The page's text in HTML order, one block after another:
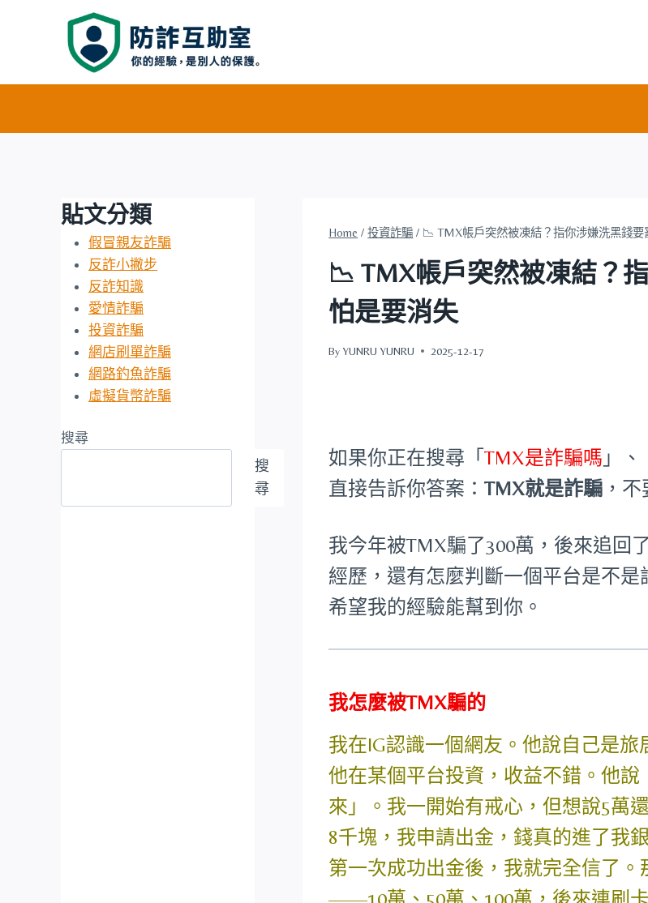
Home / 投資詐騙 / 📉 TMX帳戶突然被凍結？指你涉嫌洗黑錢
📉 TMX帳戶突然被凍結？
怕是要消失
By YUNRU YUNRU 2025-12-17
如果你正在搜尋「TMX是詐騙嗎 」、
直接告訴你答案：TMX就是詐騙 ，
我今年被TMX騙了300萬，後來追回
經歷，還有怎麼判斷一個平台是不
希望我的經驗能幫到你。
我怎麼被TMX騙的
我在IG認識一個網友。他說自己是
他在某個平台投資，收益不錯。他
來」。我一開始有戒心，但想說5萬
8千塊，我申請出金，錢真的進了我
第一次成功出金後，我就完全信了
——10萬、50萬、100萬，後來連刷
貼文分類
假冒親友詐騙
反詐小撇步
反詐知識
愛情詐騙
投資詐騙
網店刷單詐騙
網路釣魚詐騙
虛擬貨幣詐騙
搜尋
搜
尋